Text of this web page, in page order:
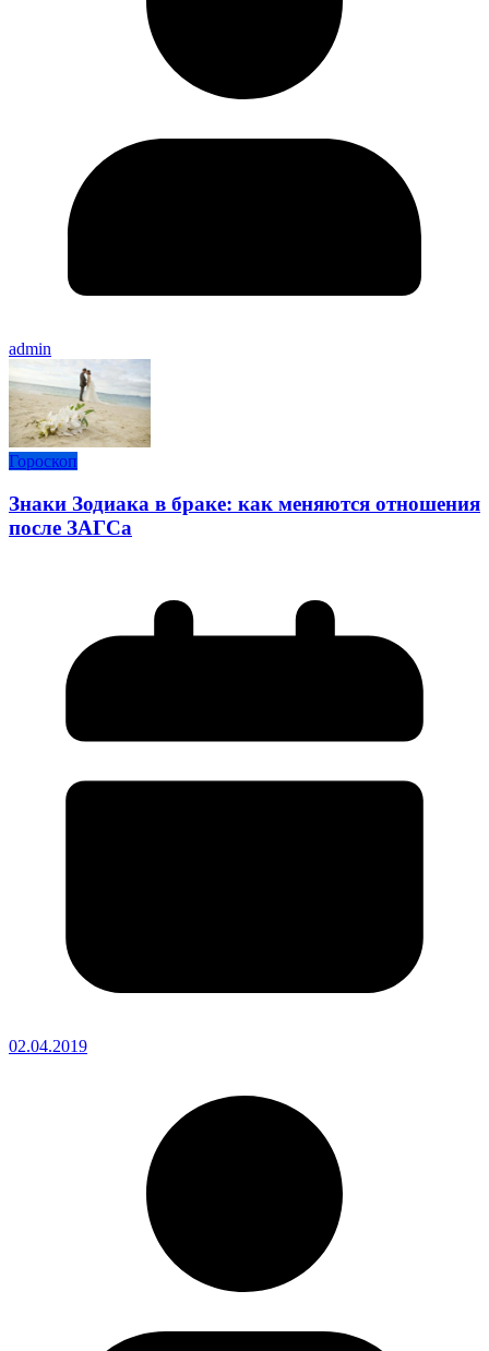
admin
Гороскоп
Знаки Зодиака в браке: как меняются отношения
после ЗАГСа
02.04.2019